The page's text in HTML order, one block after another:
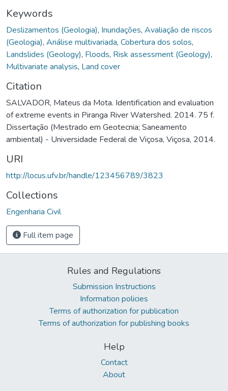
Keywords
Deslizamentos (Geologia), Inundações, Avaliação de riscos
(Geologia), Análise multivariada, Cobertura dos solos,
Landslides (Geology), Floods, Risk assessment (Geology),
Multivariate analysis, Land cover
Citation
SALVADOR, Mateus da Mota. Identification and evaluation
of extreme events in Piranga River Watershed. 2014. 75 f.
Dissertação (Mestrado em Geotecnia; Saneamento
ambiental) - Universidade Federal de Viçosa, Viçosa, 2014.
URI
http://locus.ufv.br/handle/123456789/3823
Collections
Engenharia Civil
Full item page
Rules and Regulations
Submission Instructions
Information policies
Terms of authorization for publication
Terms of authorization for publishing books
Help
Contact
About